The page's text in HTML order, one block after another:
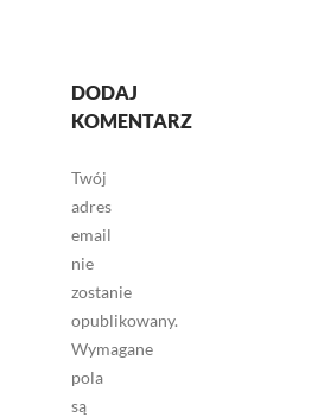
DODAJ
KOMENTARZ
Twój
adres
email
nie
zostanie
opublikowany.
Wymagane
pola
są